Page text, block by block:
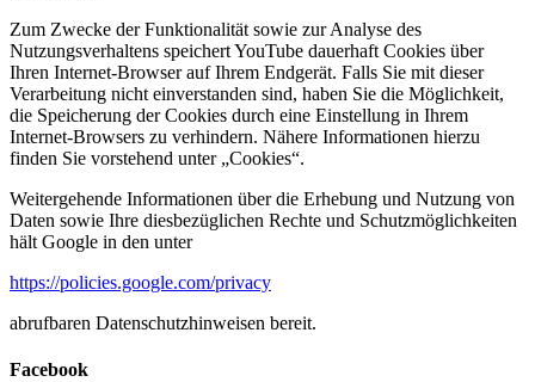
Zum Zwecke der Funktionalität sowie zur Analyse des
Nutzungsverhaltens speichert YouTube dauerhaft Cookies über
Ihren Internet-Browser auf Ihrem Endgerät. Falls Sie mit dieser
Verarbeitung nicht einverstanden sind, haben Sie die Möglichkeit,
die Speicherung der Cookies durch eine Einstellung in Ihrem
Internet-Browsers zu verhindern. Nähere Informationen hierzu
finden Sie vorstehend unter „Cookies“.
Weitergehende Informationen über die Erhebung und Nutzung von
Daten sowie Ihre diesbezüglichen Rechte und Schutzmöglichkeiten
hält Google in den unter
https://policies.google.com/privacy
abrufbaren Datenschutzhinweisen bereit.
Facebook